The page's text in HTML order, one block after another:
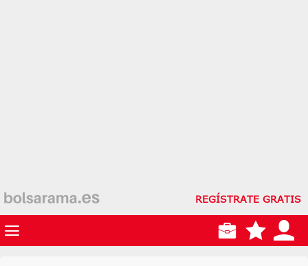
REGÍSTRATE GRATIS